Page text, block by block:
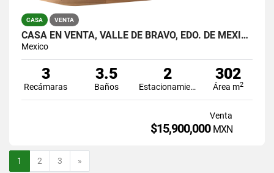
CASA VENTA
CASA EN VENTA, VALLE DE BRAVO, EDO. DE MÉXICO
Mexico
3
Recámaras
3.5
Baños
2
Estacionamiento
302
Área m2
Venta
$15,900,000 MXN
1 2 3 »